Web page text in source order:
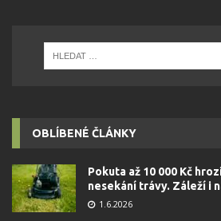
OBLÍBENÉ ČLÁNKY
Pokuta až 10 000 Kč
nesekání trávy. Záleží i
1.6.2026